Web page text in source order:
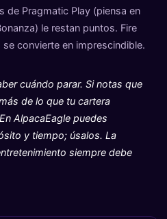
Pragmatic Play (piensa en
le restan puntos. Fire
convierte en imprescindible.
cuándo parar. Si notas que
de lo que tu cartera
AlpacaEagle puedes
y tiempo; úsalos. La
siempre debe